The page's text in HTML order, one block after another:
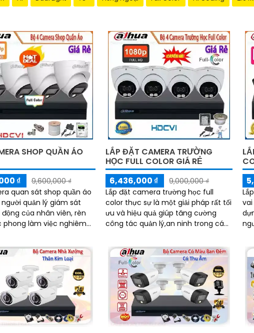
SHOP QUẦN ÁO
₫
9,600,000 ₫
quan sát shop quần áo
quản lý giám sát
của nhân viên, rèn
phong làm việc nghiêm
vệ an...
LẮP ĐẶT CAMERA TRƯỜNG
HỌC FULL COLOR GIÁ RẺ
6,436,000 ₫
9,000,000 ₫
Lắp đặt camera trường học full
color thực sự là một giải pháp rất tối
ưu và hiệu quả giúp tăng cường
công tác quản lý,an ninh trong các
camera còn...